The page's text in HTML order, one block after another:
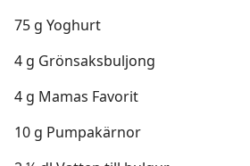
75 g Yoghurt
4 g Grönsaksbuljong
4 g Mamas Favorit
10 g Pumpakärnor